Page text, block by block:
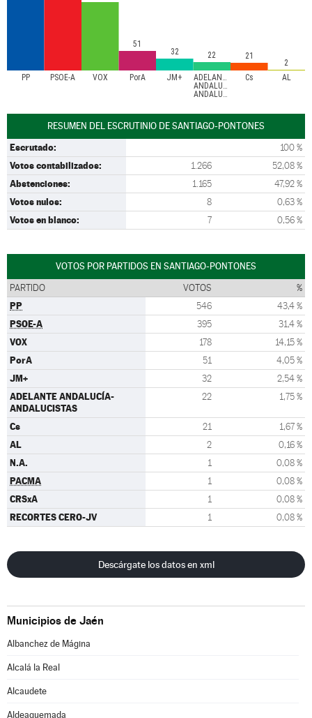
PP PSOE-A VOX PorA JM+
ADELANTE
ANDALUCÍA-
ANDALUCISTAS
Cs AL
51
32 22 21
2
RESUMEN DEL ESCRUTINIO DE SANTIAGO-PONTONES
Escrutado: 100 %
Votos contabilizados: 1.266 52,08 %
Abstenciones: 1.165 47,92 %
Votos nulos: 8 0,63 %
Votos en blanco: 7 0,56 %
VOTOS POR PARTIDOS EN SANTIAGO-PONTONES
PARTIDO VOTOS %
PP 546 43,4 %
PSOE-A 395 31,4 %
VOX 178 14,15 %
PorA 51 4,05 %
JM+ 32 2,54 %
ADELANTE ANDALUCÍA-
ANDALUCISTAS
22 1,75 %
Cs 21 1,67 %
AL 2 0,16 %
N.A. 1 0,08 %
PACMA 1 0,08 %
CRSxA 1 0,08 %
RECORTES CERO-JV 1 0,08 %
Descárgate los datos en xml
Municipios de Jaén
Albanchez de Mágina
Alcalá la Real
Alcaudete
Aldeaquemada